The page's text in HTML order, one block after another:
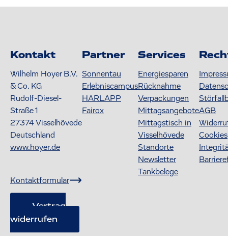
Kontakt
Wilhelm Hoyer B.V.
& Co. KG
Rudolf-Diesel-
Straße 1
27374Visselhövede
Deutschland
www.hoyer.de
Kontaktformular
Vertrag
widerrufen
Partner
Sonnentau
Erlebniscampus
HARLAPP
Fairox
Services
Energiesparen
Rücknahme
Verpackungen
Mittagsangebote
Mittagstisch in
Visselhövede
Standorte
Newsletter
Tankbelege
AGB
Cookies